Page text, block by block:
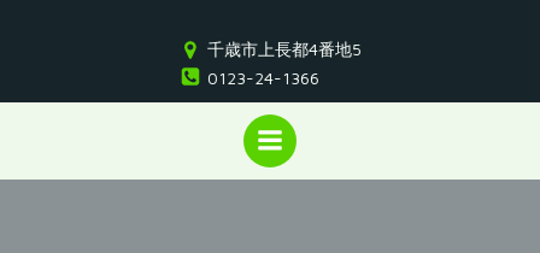
ン
テ
ン
ツ
へ
ス
千歳市上長都4番地5
0123-24-1366